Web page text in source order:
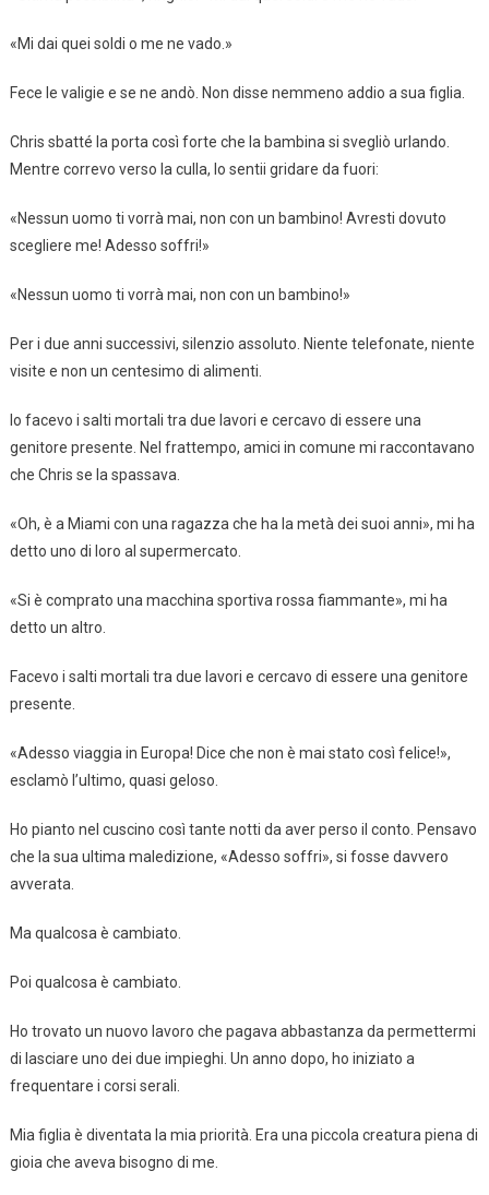
«Mi dai quei soldi o me ne vado.»
Fece le valigie e se ne andò. Non disse nemmeno addio a sua figlia.
Chris sbatté la porta così forte che la bambina si svegliò urlando.
Mentre correvo verso la culla, lo sentii gridare da fuori:
«Nessun uomo ti vorrà mai, non con un bambino! Avresti dovuto
scegliere me! Adesso soffri!»
«Nessun uomo ti vorrà mai, non con un bambino!»
Per i due anni successivi, silenzio assoluto. Niente telefonate, niente
visite e non un centesimo di alimenti.
Io facevo i salti mortali tra due lavori e cercavo di essere una
genitore presente. Nel frattempo, amici in comune mi raccontavano
che Chris se la spassava.
«Oh, è a Miami con una ragazza che ha la metà dei suoi anni», mi ha
detto uno di loro al supermercato.
«Si è comprato una macchina sportiva rossa fiammante», mi ha
detto un altro.
Facevo i salti mortali tra due lavori e cercavo di essere una genitore
presente.
«Adesso viaggia in Europa! Dice che non è mai stato così felice!»,
esclamò l’ultimo, quasi geloso.
Ho pianto nel cuscino così tante notti da aver perso il conto. Pensavo
che la sua ultima maledizione, «Adesso soffri», si fosse davvero
avverata.
Ma qualcosa è cambiato.
Poi qualcosa è cambiato.
Ho trovato un nuovo lavoro che pagava abbastanza da permettermi
di lasciare uno dei due impieghi. Un anno dopo, ho iniziato a
frequentare i corsi serali.
Mia figlia è diventata la mia priorità. Era una piccola creatura piena di
gioia che aveva bisogno di me.